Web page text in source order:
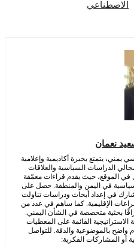
بخبرة أكاديمية وإعلامية
السياسية والعلاقات
حيث يقدم قراءات معمّقة
اليمن والمنطقة. حصل على
أبحاث ودراسات تناولت
كما ساهم في عدد من
متخصصة في الشأن اليمني.
القائمة على المعطيات
والدقة. للتواصل
الفكرية: